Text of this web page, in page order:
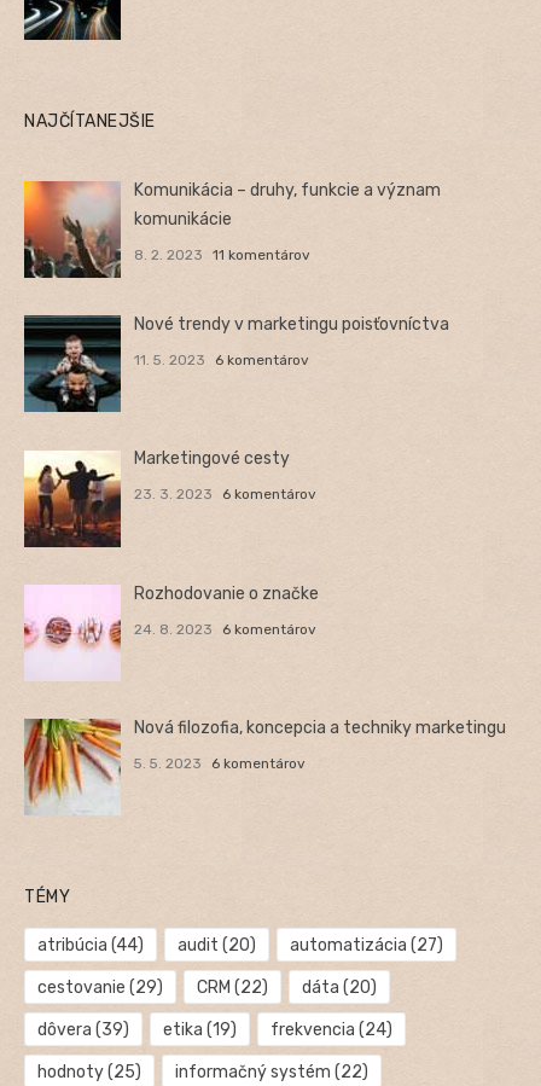
NAJČÍTANEJŠIE
Komunikácia – druhy, funkcie a význam
komunikácie
8. 2. 2023 11 komentárov
Nové trendy v marketingu poisťovníctva
11. 5. 2023 6 komentárov
Marketingové cesty
23. 3. 2023 6 komentárov
Rozhodovanie o značke
24. 8. 2023 6 komentárov
Nová filozofia, koncepcia a techniky marketingu
5. 5. 2023 6 komentárov
TÉMY
atribúcia (44) audit (20) automatizácia (27)
cestovanie (29) CRM (22) dáta (20)
dôvera (39) etika (19) frekvencia (24)
hodnoty(25) informačný systém (22)